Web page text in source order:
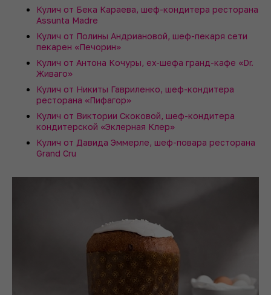
Кулич от Бека Караева, шеф-кондитера ресторана
Assunta Madre
Кулич от Полины Андриановой, шеф-пекаря сети
пекарен «Печорин»
Кулич от Антона Кочуры, ex-шефа гранд-кафе «Dr.
Живаго»
Кулич от Никиты Гавриленко, шеф-кондитера
ресторана «Пифагор»
Кулич от Виктории Скоковой, шеф-кондитера
кондитерской «Эклерная Клер»
Кулич от Давида Эммерле, шеф-повара ресторана
Grand Cru